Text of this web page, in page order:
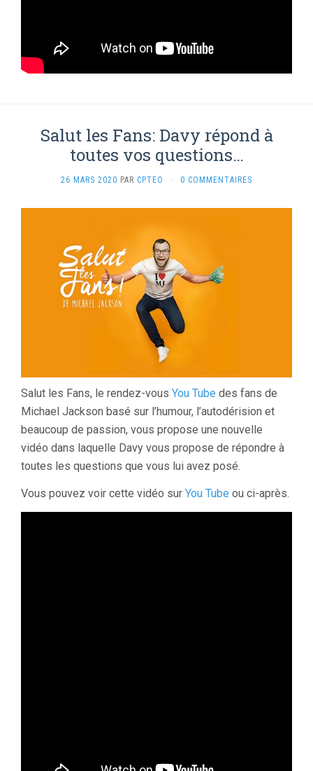
Salut les Fans: Davy répond à
toutes vos questions…
26 MARS 2020 PAR CPTEO · 0 COMMENTAIRES
Salut les Fans, le rendez-vous You Tube des fans de
Michael Jackson basé sur l’humour, l’autodérision et
beaucoup de passion, vous propose une nouvelle
vidéo dans laquelle Davy vous propose de répondre à
toutes les questions que vous lui avez posé.
Vous pouvez voir cette vidéo sur You Tube ou ci-après.